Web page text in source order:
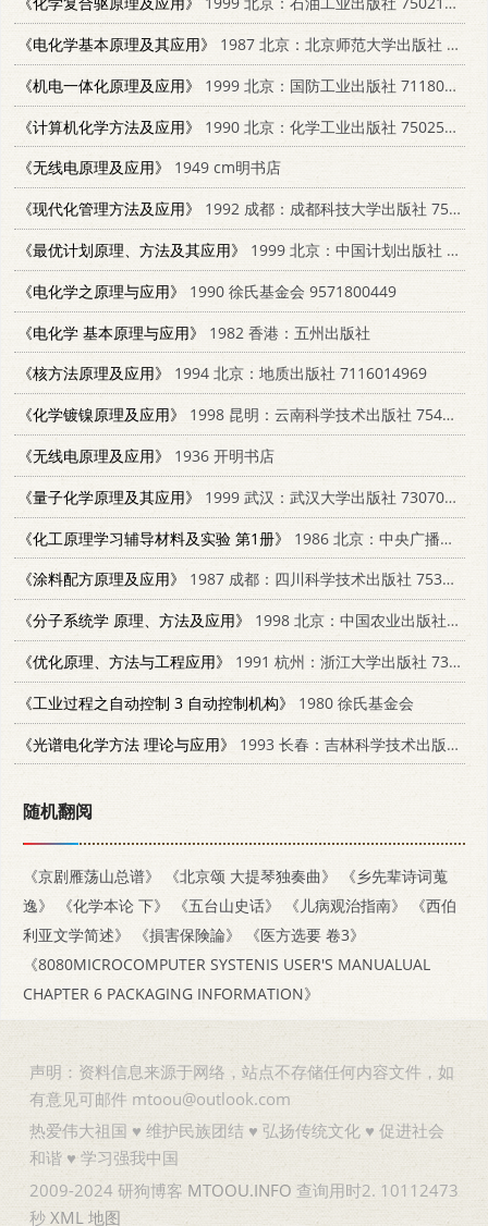
《电化学基本原理及其应用》
1987 北京：北京师范大学出版社 13243·128
《机电一体化原理及应用》
1999 北京：国防工业出版社 711802063X
《计算机化学方法及应用》
1990 北京：化学工业出版社 7502507361
《无线电原理及应用》
1949 cm明书店
《现代化管理方法及应用》
1992 成都：成都科技大学出版社 756161280X
《最优计划原理、方法及其应用》
1999 北京：中国计划出版社 7800586944
《电化学之原理与应用》
1990 徐氏基金会 9571800449
《电化学 基本原理与应用》
1982 香港：五州出版社
《核方法原理及应用》
1994 北京：地质出版社 7116014969
《化学镀镍原理及应用》
1998 昆明：云南科学技术出版社 7541612391
《无线电原理及应用》
1936 开明书店
《量子化学原理及其应用》
1999 武汉：武汉大学出版社 7307027011
《化工原理学习辅导材料及实验 第1册》
1986 北京：中央广播电视大学出版社 7304001771
《涂料配方原理及应用》
1987 成都：四川科学技术出版社 7536402899
《分子系统学 原理、方法及应用》
1998 北京：中国农业出版社 7109051250
《优化原理、方法与工程应用》
1991 杭州：浙江大学出版社 7308006662
《工业过程之自动控制 3 自动控制机构》
1980 徐氏基金会
《光谱电化学方法 理论与应用》
1993 长春：吉林科学技术出版社 7538412794
随机翻阅
《京剧雁荡山总谱》 《北京颂 大提琴独奏曲》
《乡先辈诗词蒐
逸》
《化学本论 下》 《五台山史话》 《儿病观治指南》
《西伯
利亚文学简述》
《損害保険論》
《医方选要 卷3》
《8080MICROCOMPUTER SYSTENIS USER'S MANUALUAL
CHAPTER 6 PACKAGING INFORMATION》
声明：资料信息来源于网络，站点不存储任何内容文件，如
有意见可邮件 mtoou@outlook.com
热爱伟大祖国 ♥ 维护民族团结 ♥ 弘扬传统文化 ♥ 促进社会
和谐 ♥ 学习强我中国
2009-2024 研狗博客 MTOOU.INFO 查询用时2. 10112473
秒 XML 地图